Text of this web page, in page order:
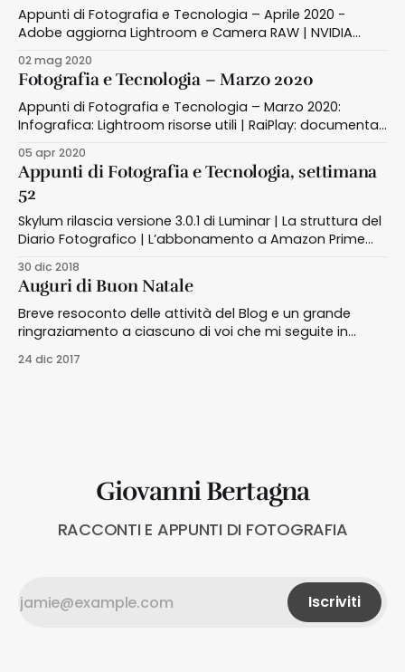
Appunti di Fotografia e Tecnologia – Aprile 2020 -
Adobe aggiorna Lightroom e Camera RAW | NVIDIA
RaiPlay: documentari su fotografia
02 mag 2020
Fotografia e Tecnologia – Marzo 2020
Appunti di Fotografia e Tecnologia – Marzo 2020:
Infografica: Lightroom risorse utili | RaiPlay: documentari
Luminar 4.2
05 apr 2020
Appunti di Fotografia e Tecnologia, settimana
52
Skylum rilascia versione 3.0.1 di Luminar | La struttura del
Diario Fotografico | L’abbonamento a Amazon Prime
scegliere uno specifico genere di fotografia?
30 dic 2018
Auguri di Buon Natale
Breve resoconto delle attività del Blog e un grande
ringraziamento a ciascuno di voi che mi seguite in
24 dic 2017
Giovanni Bertagna
RACCONTI E APPUNTI DI FOTOGRAFIA
Iscriviti